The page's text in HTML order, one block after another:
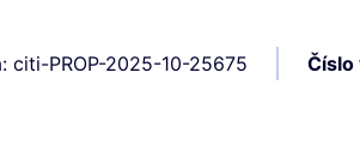
citi-PROP-2025-10-25675 Číslo